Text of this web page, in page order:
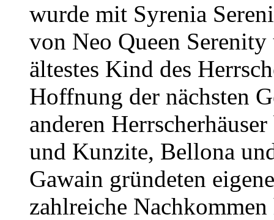
wurde mit Syrenia
von Neo Queen
ältestes Kind des
Hoffnung der nächsten
anderen
und Kunzite, Bellona
Gawain gründeten
zahlreiche